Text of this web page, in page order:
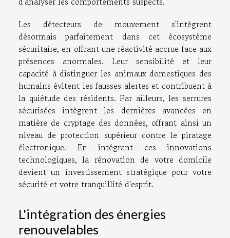
Les détecteurs de mouvement s'intègrent
désormais parfaitement dans cet écosystème
sécuritaire, en offrant une réactivité accrue face aux
présences anormales. Leur sensibilité et leur
capacité à distinguer les animaux domestiques des
humains évitent les fausses alertes et contribuent à
la quiétude des résidents. Par ailleurs, les serrures
sécurisées intègrent les dernières avancées en
matière de cryptage des données, offrant ainsi un
niveau de protection supérieur contre le piratage
électronique. En intégrant ces innovations
technologiques, la rénovation de votre domicile
devient un investissement stratégique pour votre
sécurité et votre tranquillité d'esprit.
L'intégration des énergies
renouvelables